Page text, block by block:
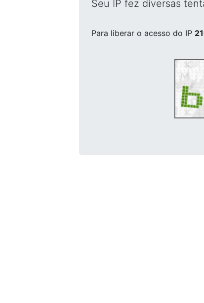
Seu IP fez diversas
Para liberar o acesso do IP